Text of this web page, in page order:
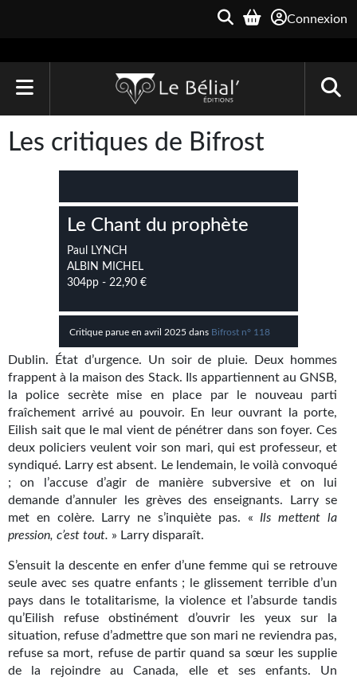
Connexion
Le Bélial'
Une Heure-Lumière
Archive du Futur
Quarante-Deux
Kvasar
Pulps
Wotan
Étoiles vives
Yellow Submarine
NUMÉRIQUE
Romans et recueils
Une Heure-Lumière
Nouvelles
Bifrost
Les critiques de Bifrost
Le Chant du prophète
Paul LYNCH
ALBIN MICHEL
304pp - 22,90 €
Critique parue en avril 2025 dans Bifrost n° 118
Dublin. État d’urgence. Un soir de pluie. Deux hommes
frappent à la maison des Stack. Ils appartiennent au GNSB,
la police secrète mise en place par le nouveau parti
fraîchement arrivé au pouvoir. En leur ouvrant la porte,
Eilish sait que le mal vient de pénétrer dans son foyer. Ces
deux policiers veulent voir son mari, qui est professeur, et
syndiqué. Larry est absent. Le lendemain, le voilà convoqué
; on l’accuse d’agir de manière subversive et on lui
demande d’annuler les grèves des enseignants. Larry se
met en colère. Larry ne s’inquiète pas. « Ils mettent la
pression, c’est tout. » Larry disparaît.
S’ensuit la descente en enfer d’une femme qui se retrouve
seule avec ses quatre enfants ; le glissement terrible d’un
pays dans le totalitarisme, la violence et l’absurde tandis
qu’Eilish refuse obstinément d’ouvrir les yeux sur la
situation, refuse d’admettre que son mari ne reviendra pas,
refuse sa mort, refuse de partir quand sa sœur les supplie
de la rejoindre au Canada, elle et ses enfants. Un